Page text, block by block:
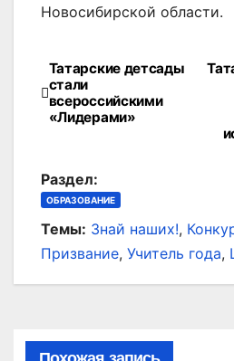
Новосибирской области.
Навигация
по
Татарские детсады
стали
всероссийскими
«Лидерами»
Раздел:
ОБРАЗОВАНИЕ
Темы: Знай наших!,
Призвание, Учитель года,